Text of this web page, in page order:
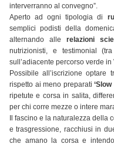
interverranno al convegno”.
Aperto ad ogni tipologia di
semplici podisti della
alternando alle relazioni
nutrizionisti, e testimonial
sull’adiacente percorso verde
Possibile all’iscrizione
rispetto ai meno preparati
ripetute e corsa in salita,
per chi corre mezze o intere
Il fascino e la naturalezza della
e trasgressione, racchiusi in
che amano la corsa e